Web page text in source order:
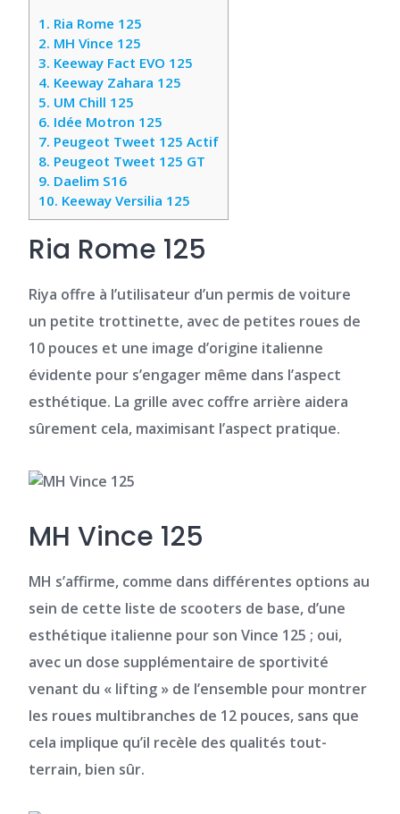
1. Ria Rome 125
2. MH Vince 125
3. Keeway Fact EVO 125
4. Keeway Zahara 125
5. UM Chill 125
6. Idée Motron 125
7. Peugeot Tweet 125 Actif
8. Peugeot Tweet 125 GT
9. Daelim S16
10. Keeway Versilia 125
Ria Rome 125
Riya offre à l’utilisateur d’un permis de voiture
un petite trottinette, avec de petites roues de
10 pouces et une image d’origine italienne
évidente pour s’engager même dans l’aspect
esthétique. La grille avec coffre arrière aidera
sûrement cela, maximisant l’aspect pratique.
MH Vince 125
MH s’affirme, comme dans différentes options au
sein de cette liste de scooters de base, d’une
esthétique italienne pour son Vince 125 ; oui,
avec un dose supplémentaire de sportivité
venant du « lifting » de l’ensemble pour montrer
les roues multibranches de 12 pouces, sans que
cela implique qu’il recèle des qualités tout-
terrain, bien sûr.